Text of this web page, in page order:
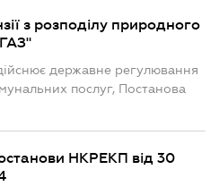
з розподілу природного
державне регулювання
послуг, Постанова
НКРЕКП від 30